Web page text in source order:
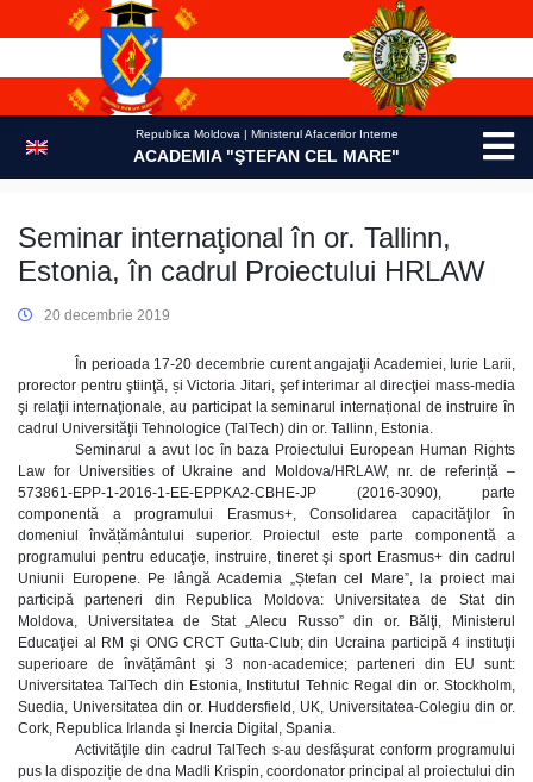
Republica Moldova | Ministerul Afacerilor Interne
ACADEMIA "ŞTEFAN CEL MARE"
Seminar internaţional în or. Tallinn,
Estonia, în cadrul Proiectului HRLAW
20 decembrie 2019
În perioada 17-20 decembrie curent angajaţii Academiei, Iurie Larii,
prorector pentru ştiinţă, și Victoria Jitari, şef interimar al direcţiei mass-media
şi relaţii internaţionale, au participat la seminarul internațional de instruire în
cadrul Universităţii Tehnologice (TalTech) din or. Tallinn, Estonia.
Seminarul a avut loc în baza Proiectului European Human Rights
Law for Universities of Ukraine and Moldova/HRLAW, nr. de referință –
573861-EPP-1-2016-1-EE-EPPKA2-CBHE-JP (2016-3090), parte
componentă a programului Erasmus+, Consolidarea capacităţilor în
domeniul învățământului superior. Proiectul este parte componentă a
programului pentru educaţie, instruire, tineret şi sport Erasmus+ din cadrul
Uniunii Europene. Pe lângă Academia „Ștefan cel Mare”, la proiect mai
participă parteneri din Republica Moldova: Universitatea de Stat din
Moldova, Universitatea de Stat „Alecu Russo” din or. Bălţi, Ministerul
Educaţiei al RM şi ONG CRCT Gutta-Club; din Ucraina participă 4 instituţii
superioare de învățământ şi 3 non-academice; parteneri din EU sunt:
Universitatea TalTech din Estonia, Institutul Tehnic Regal din or. Stockholm,
Suedia, Universitatea din or. Huddersfield, UK, Universitatea-Colegiu din or.
Cork, Republica Irlanda și Inercia Digital, Spania.
Activităţile din cadrul TalTech s-au desfăşurat conform programului
pus la dispoziție de dna Madli Krispin, coordonator principal al proiectului din